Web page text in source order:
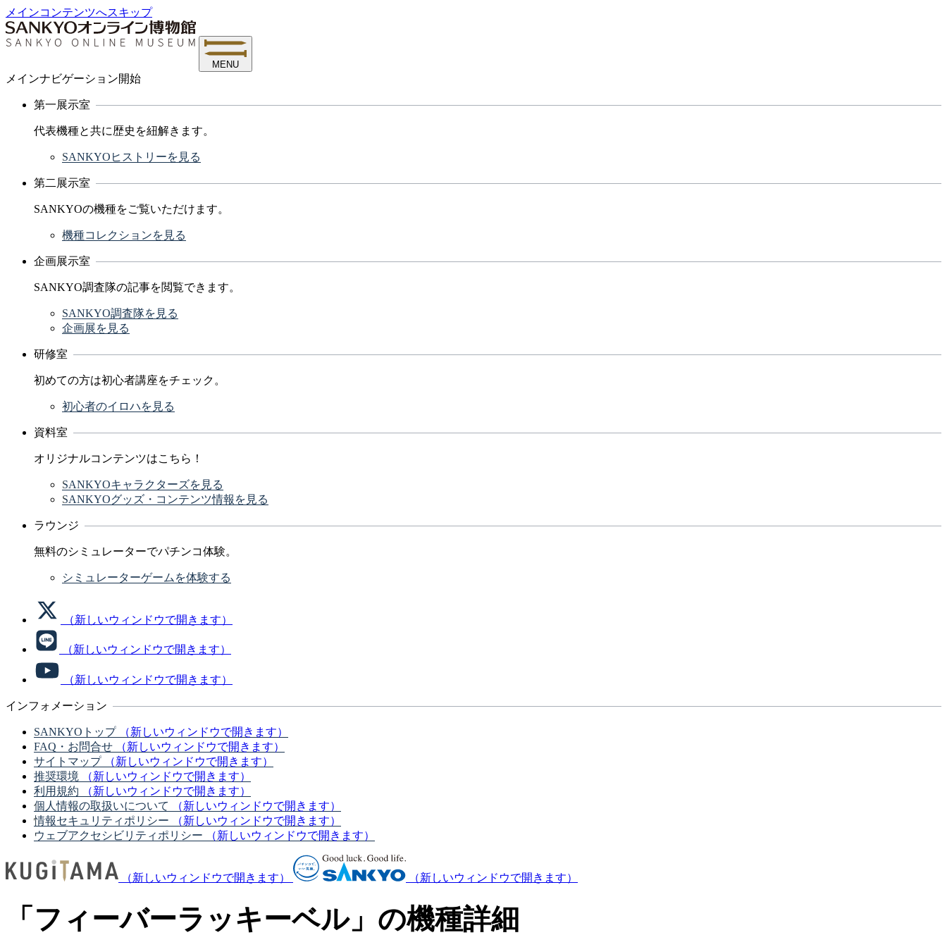
メインコンテンツへスキップ
MENU
メインナビゲーション開始
第一展示室
代表機種と共に歴史を紐解きます。
SANKYOヒストリーを見る
第二展示室
SANKYOの機種をご覧いただけます。
機種コレクションを見る
企画展示室
SANKYO調査隊の記事を閲覧できます。
SANKYO調査隊を見る
企画展を見る
研修室
初めての方は初心者講座をチェック。
初心者のイロハを見る
資料室
オリジナルコンテンツはこちら！
SANKYOキャラクターズを見る
SANKYOグッズ・コンテンツ情報を見る
ラウンジ
無料のシミュレーターでパチンコ体験。
シミュレーターゲームを体験する
（新しいウィンドウで開きます）
（新しいウィンドウで開きます）
（新しいウィンドウで開きます）
インフォメーション
SANKYOトップ
（新しいウィンドウで開きます）
FAQ・お問合せ
（新しいウィンドウで開きます）
サイトマップ
（新しいウィンドウで開きます）
推奨環境
（新しいウィンドウで開きます）
利用規約
（新しいウィンドウで開きます）
個人情報の取扱いについて
（新しいウィンドウで開きます）
情報セキュリティポリシー
（新しいウィンドウで開きます）
ウェブアクセシビリティポリシー
（新しいウィンドウで開きます）
（新しいウィンドウで開きます） （新しいウィンドウで開きます）
「フィーバーラッキーベル」の機種詳細